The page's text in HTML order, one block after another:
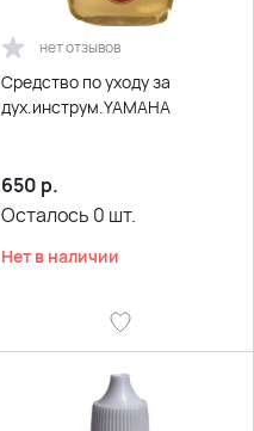
нет отзывов
Средство по уходу за
дух.инструм.YAMAHA
650 р.
Осталось 0 шт.
Нет в наличии